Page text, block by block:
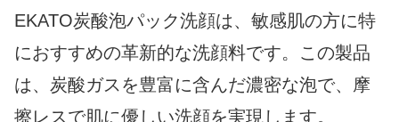
EKATO炭酸泡パック洗顔は、敏感肌の方に特
におすすめの革新的な洗顔料です。この製品
は、炭酸ガスを豊富に含んだ濃密な泡で、摩
擦レスで肌に優しい洗顔を実現します。